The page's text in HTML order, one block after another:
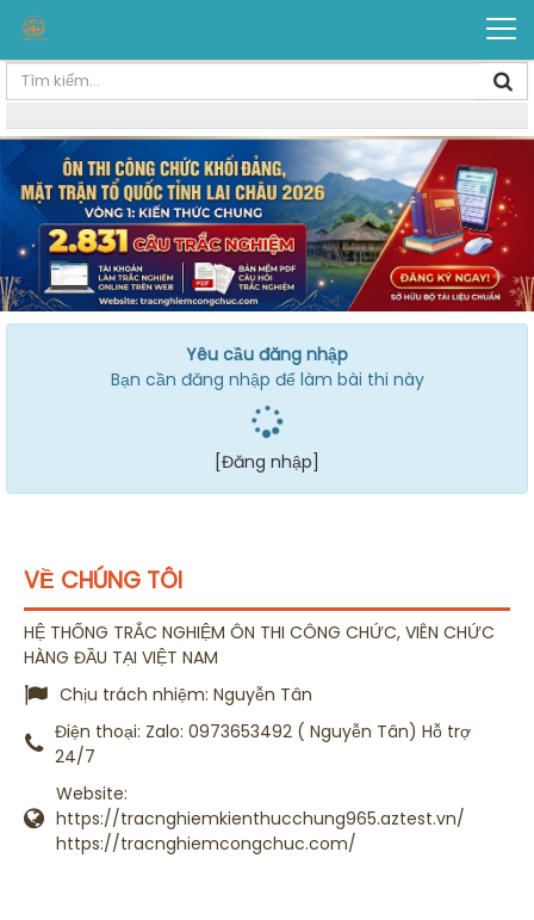
Yêu cầu đăng nhập
Bạn cần đăng nhập để làm bài thi này
[Đăng nhập]
VỀ CHÚNG TÔI
HỆ THỐNG TRẮC NGHIỆM ÔN THI CÔNG CHỨC, VIÊN CHỨC
HÀNG ĐẦU TẠI VIỆT NAM
Chịu trách nhiệm: Nguyễn Tân
Điện thoại: Zalo: 0973653492 ( Nguyễn Tân) Hỗ trợ
24/7
Website:
https://tracnghiemkienthucchung965.aztest.vn/
https://tracnghiemcongchuc.com/